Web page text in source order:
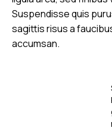
Suspendisse quis
sagittis risus a
accumsan.